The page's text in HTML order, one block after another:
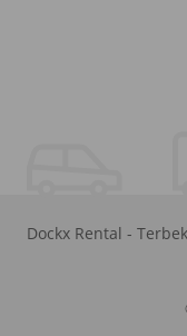
Dockx Rental -